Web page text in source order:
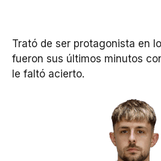
Trató de ser protagonista en
fueron sus últimos minutos
le faltó acierto.